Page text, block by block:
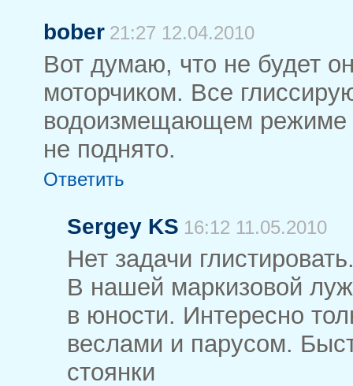
bober 21:27 12.04.2010
Вот думаю, что не будет
моторчиком. Все
водоизмещающем режиме
не поднято.
Ответить
Sergey KS 16:12 11.05.2010
Нет задачи
В нашей маркизовой
в юности. Интересно
веслами и парусом.
стоянки